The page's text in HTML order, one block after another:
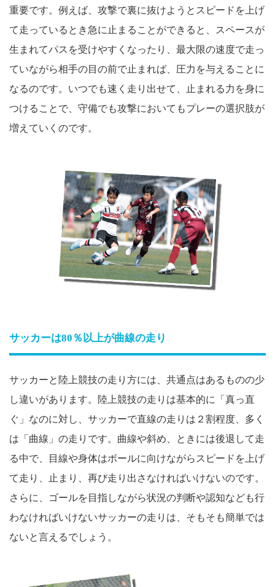
重要です。例えば、攻撃で裏に抜けようとスピードを上げ
て走っているとき急に止まることができると、スペースが
生まれてパスを受けやすくなったり、最大限の速度で走っ
ていながら相手の目の前で止まれば、圧力を与えることに
なるのです。いつでも速く走り出せて、止まれる力を身に
つけることで、守備でも攻撃においてもプレーの選択肢が
増えていくのです。
サッカーは80％以上が曲線の走り
サッカーと陸上競技の走り方には、共通点はあるものの少
し違いがあります。陸上競技の走りは基本的に「真っ直
ぐ」なのに対し、サッカーで直線の走りは２割程度、多く
は「曲線」の走りです。曲線や斜め、ときには後退して走
る中で、目線や身体はボールに向けながらスピードを上げ
て走り、止まり、再び走り出さなければいけないのです。
さらに、ゴールを目指しながら状況の判断や認知なども行
わなければいけないサッカーの走りは、そもそも簡単では
ないと言えるでしょう。